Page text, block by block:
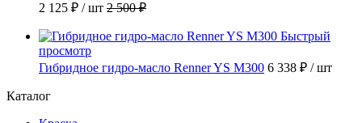
2 125 ₽ / шт 2 500 ₽
Быстрый
просмотр
Гибридное гидро-масло Renner YS M300 6 338 ₽ / шт
Каталог